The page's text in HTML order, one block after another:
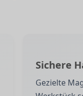
Sichere
Gezielte